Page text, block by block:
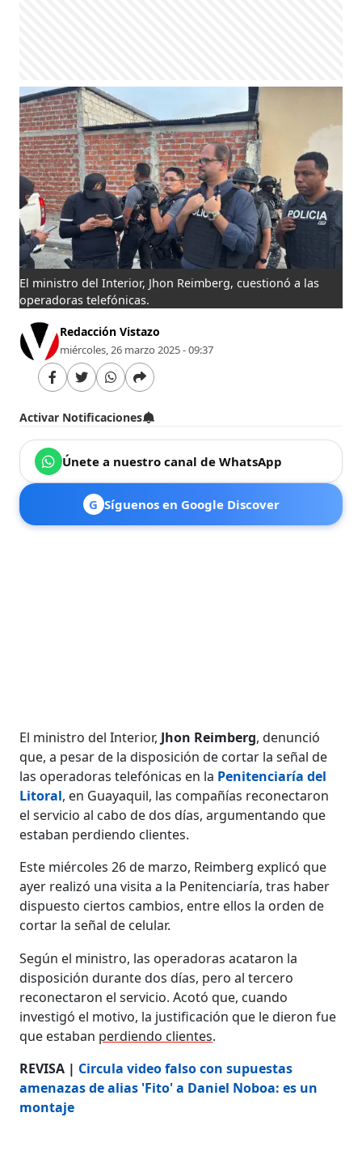
El ministro del Interior, Jhon Reimberg, cuestionó a las
operadoras telefónicas.
Redacción Vistazo
miércoles, 26 marzo 2025 - 09:37
Activar Notificaciones
Únete a nuestro canal de WhatsApp
G Síguenos en Google Discover
El ministro del Interior, Jhon Reimberg, denunció
que, a pesar de la disposición de cortar la señal de
las operadoras telefónicas en la Penitenciaría del
Litoral, en Guayaquil, las compañías reconectaron
el servicio al cabo de dos días, argumentando que
estaban perdiendo clientes.
Este miércoles 26 de marzo, Reimberg explicó que
ayer realizó una visita a la Penitenciaría, tras haber
dispuesto ciertos cambios, entre ellos la orden de
cortar la señal de celular.
Según el ministro, las operadoras acataron la
disposición durante dos días, pero al tercero
reconectaron el servicio. Acotó que, cuando
investigó el motivo, la justificación que le dieron fue
que estaban perdiendo clientes.
REVISA | Circula video falso con supuestas
amenazas de alias 'Fito' a Daniel Noboa: es un
montaje